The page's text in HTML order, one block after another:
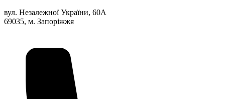
вул. Незалежної України, 60А
69035, м. Запоріжжя